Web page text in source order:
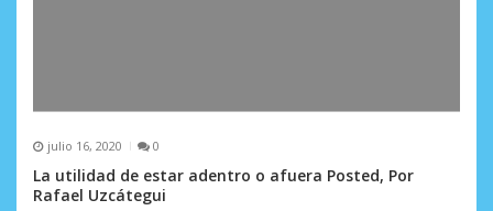
julio 16, 2020 0
La utilidad de estar adentro o afuera Posted, Por
Rafael Uzcátegui